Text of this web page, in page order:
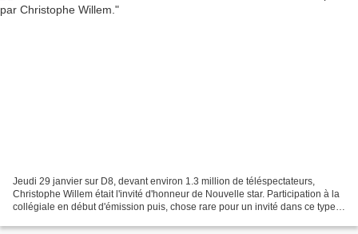
Jeudi 29 janvier sur D8, devant environ 1.3 million de téléspectateurs,
Christophe Willem était l'invité d'honneur de Nouvelle star. Participation à la
collégiale en début d'émission puis, chose rare pour un invité dans ce type